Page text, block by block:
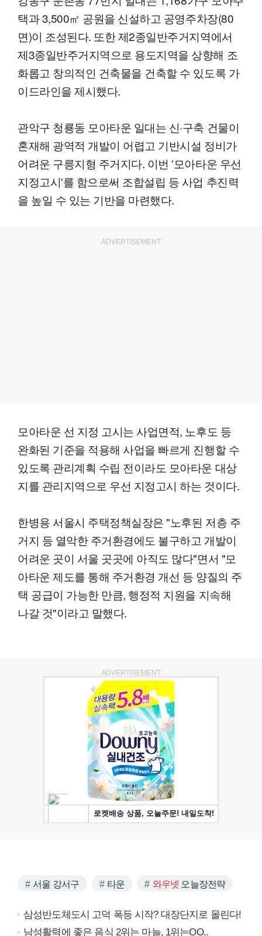
택과 3,500㎡ 공원을 신설하고 공영주차장(80
면)이 조성된다. 또한 제2종일반주거지역에서
제3종일반주거지역으로 용도지역을 상향해 조
화롭고 창의적인 건축물을 건축할 수 있도록 가
이드라인을 제시했다.
관악구 청룡동 모아타운 일대는 신·구축 건물이
혼재해 광역적 개발이 어렵고 기반시설 정비가
어려운 구릉지형 주거지다. 이번 '모아타운 우선
지정고시'를 함으로써 조합설립 등 사업 추진력
을 높일 수 있는 기반을 마련했다.
ADVERTISEMENT
모아타운 선 지정 고시는 사업면적, 노후도 등
완화된 기준을 적용해 사업을 빠르게 진행할 수
있도록 관리계획 수립 전이라도 모아타운 대상
지를 관리지역으로 우선 지정고시 하는 것이다.
한병용 서울시 주택정책실장은 "노후된 저층 주
거지 등 열악한 주거환경에도 불구하고 개발이
어려운 곳이 서울 곳곳에 아직도 많다"면서 "모
아타운 제도를 통해 주거환경 개선 등 양질의 주
택 공급이 가능한 만큼, 행정적 지원을 지속해
나갈 것"이라고 말했다.
ADVERTISEMENT
서울 강서구 타운 와우넷 오늘장전략
삼성반도체도시 고덕 폭등 시작? 대장단지로 몰린다!
남성활력에 좋은 음식 2위는 마늘, 1위는OO..